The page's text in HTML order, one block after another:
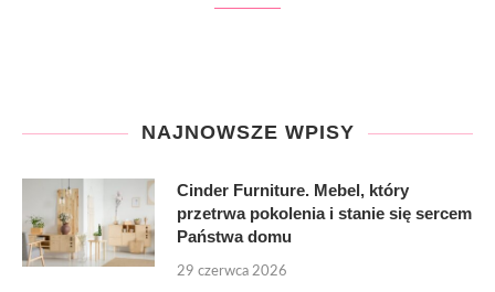
NAJNOWSZE WPISY
Cinder Furniture. Mebel, który
przetrwa pokolenia i stanie się sercem
Państwa domu
29 czerwca 2026